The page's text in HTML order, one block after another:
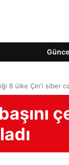
8 ülke Çin'i siber